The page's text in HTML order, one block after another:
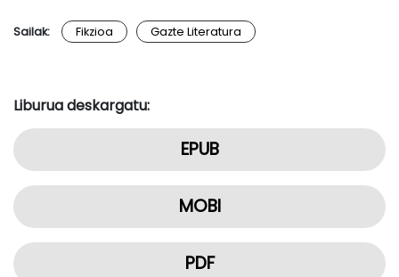
Sailak: Fikzioa Gazte Literatura
Liburua deskargatu:
EPUB
MOBI
PDF